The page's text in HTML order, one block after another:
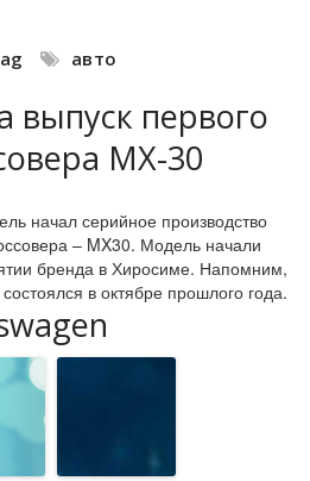
авто
выпуск первого
MX-30
начал серийное производство
– MX30. Модель начали
бренда в Хиросиме. Напомним,
в октябре прошлого года.